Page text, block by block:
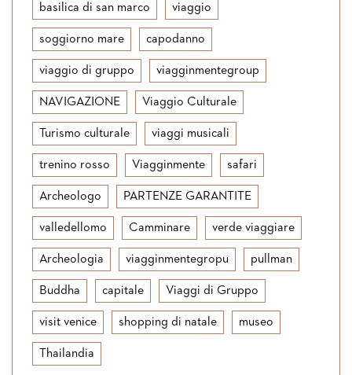
basilica di san marco viaggio
soggiorno mare capodanno
viaggio di gruppo viagginmentegroup
NAVIGAZIONE Viaggio Culturale
Turismo culturale viaggi musicali
trenino rosso Viagginmente safari
Archeologo PARTENZE GARANTITE
valledellomo Camminare verde viaggiare
Archeologia viagginmentegropu pullman
Buddha capitale Viaggi di Gruppo
visit venice shopping di natale museo
Thailandia